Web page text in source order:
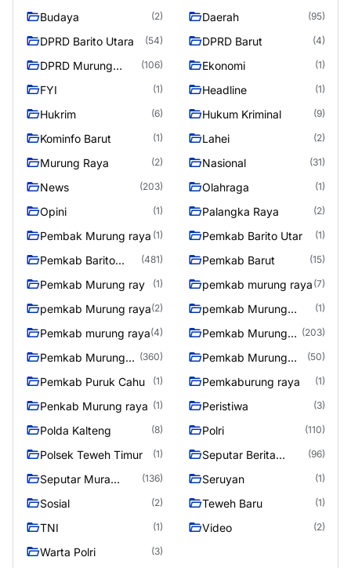
Budaya (2) Daerah (95)
DPRD Barito Utara (54) DPRD Barut (4)
DPRD Murung
(106) Ekonomi (1)
FYI (1) Headline (1)
Hukrim (6) Hukum Kriminal (9)
Kominfo Barut (1) Lahei (2)
Murung Raya (2) Nasional (31)
News (203) Olahraga (1)
Opini (1) Palangka Raya (2)
Pembak Murung raya (1) Pemkab Barito Utar (1)
Pemkab Barito
(481) Pemkab Barut (15)
Pemkab Murung ray (1) pemkab murung raya (7)
pemkab Murung raya(2)
pemkab Murung
(1)
Pemkab murung raya(4)
Pemkab Murung
(203)
Pemkab Murung
(360)
Pemkab Murung
(50)
Pemkab Puruk Cahu (1) Pemkaburung raya (1)
Penkab Murung raya (1) Peristiwa (3)
Polda Kalteng (8) Polri (110)
Polsek Teweh Timur (1)
Seputar Berita
(96)
Seputar Mura
(136) Seruyan (1)
Sosial (2) Teweh Baru (1)
TNI (1) Video (2)
Warta Polri (3)